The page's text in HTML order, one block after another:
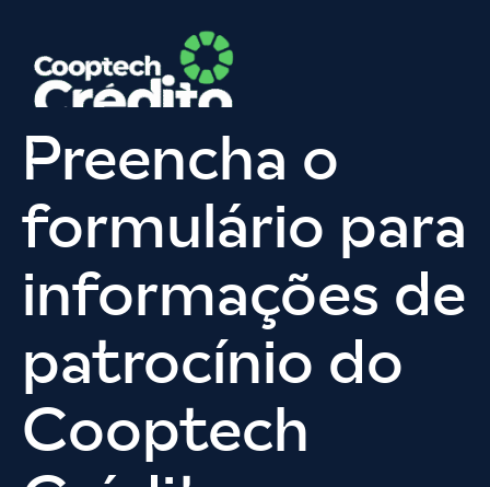
Preencha o
formulário para
informações de
patrocínio do
Cooptech